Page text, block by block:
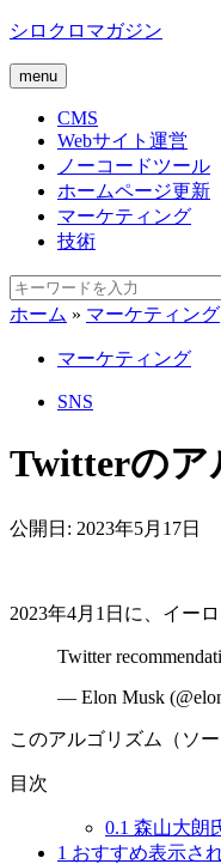
シロクロマガジン
menu
CMS
Webサイト運営
ノーコードツール
ホームページ更新
マーケティング
技術
ホーム » マーケティング
マーケティング
SNS
Twitterのア
公開日: 2023年5月17日
2023年4月1日に、イー
Twitter
— Elon Musk
このアルゴリズム（ソ
目次
0.1 森山大朗
1 おすすめ表示さ